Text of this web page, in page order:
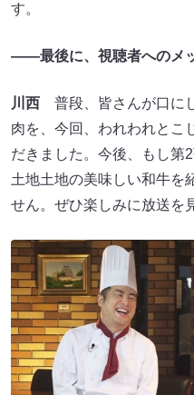
す。
――最後に、視聴者へのメ
川西 普段、皆さんが口に
肉を、今回、われわれとこ
だきました。今後、もし第
土地土地の美味しい和牛を
せん。ぜひ楽しみに放送を